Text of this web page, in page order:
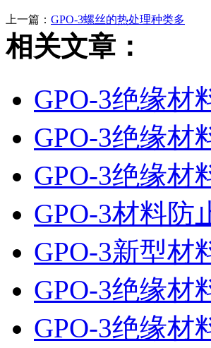
上一篇： GPO-3螺丝的热处理种类多
相关文章：
GPO-3绝缘材
GPO-3绝缘材
GPO-3绝缘材
GPO-3材料防
GPO-3新型材
GPO-3绝缘材
GPO-3绝缘材